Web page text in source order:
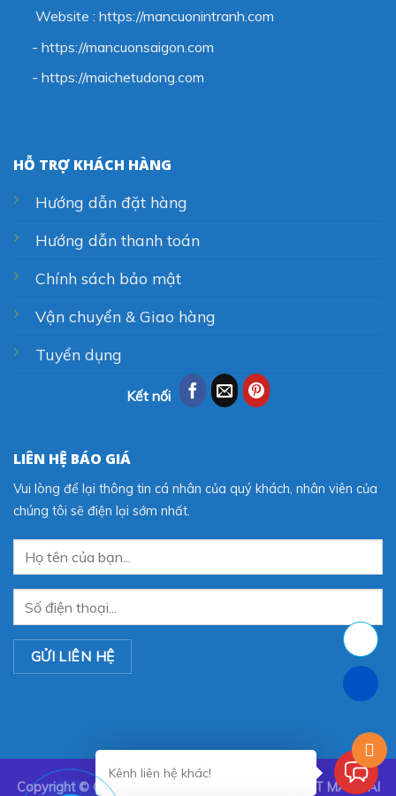
Website : https://mancuonintranh.com
- https://mancuonsaigon.com
- https://maichetudong.com
HỖ TRỢ KHÁCH HÀNG
Hướng dẫn đặt hàng
Hướng dẫn thanh toán
Chính sách bảo mật
Vận chuyển & Giao hàng
Tuyển dụng
Kết nối
LIÊN HỆ BÁO GIÁ
Vui lòng để lại thông tin cá nhân của quý khách, nhân viên của
chúng tôi sẽ điện lại sớm nhất.
Copyright © CÔNG TY TNHH TRANG TRÍ NỘI THẤT MÀN SÀI
Kênh liên hệ khác!